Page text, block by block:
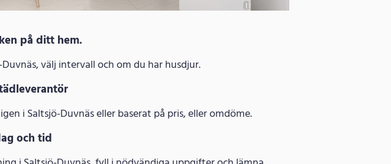
på ditt hem.
välj intervall och om du har husdjur.
i Saltsjö-Duvnäs eller baserat på pris, eller omdöme.
och tid